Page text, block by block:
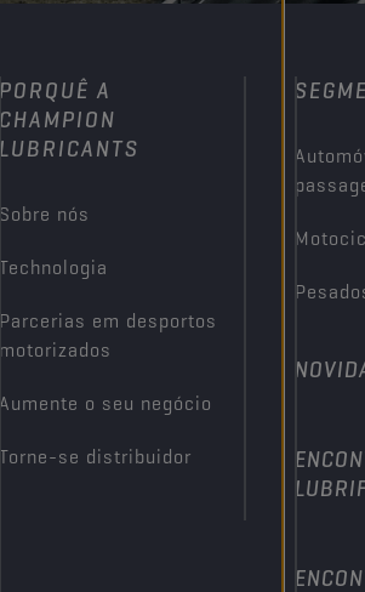
PORQUÊ A
CHAMPION
LUBRICANTS
Sobre nós
Technologia
Parcerias em desportos
motorizados
Aumente o seu negócio
Torne-se distribuidor